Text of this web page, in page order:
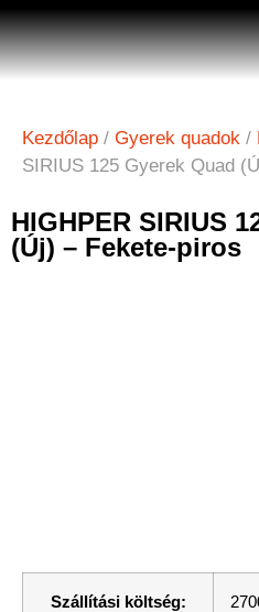
Kezdőlap / Gyerek quadok /
SIRIUS 125 Gyerek Quad
HIGHPER SIRIUS
(Új) – Fekete-piros
Szállítási költség: